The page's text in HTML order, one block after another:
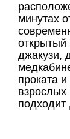
минутах
открытый
джакузи,
проката
взрослых
подходит